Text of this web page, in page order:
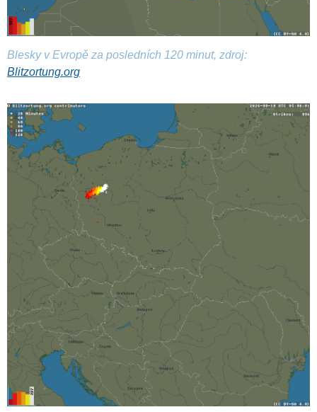
Blesky v Evropě za posledních 120 minut, zdroj:
Blitzortung.org